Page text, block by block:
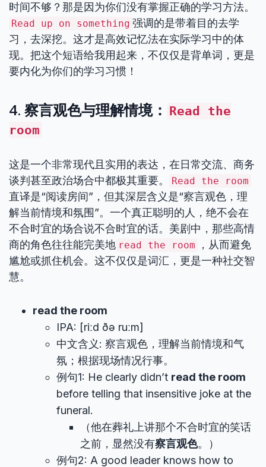
时间不够？那是因为你们没有掌握正确的学习方法。
Read up on something 强调的是带着目的去学
习，去深挖。这才是高效记忆法在实际学习中的体
现。把这个短语给我用起来，不仅仅是背单词，更是
要内化为你们的学习习惯！
4. 察言观色与理解情境： Read the
room
这是一个非常现代且实用的表达，在日常交流、商务
谈判甚至政治场合中都极其重要。
Read the room
直译是“阅读房间”，但其深层含义是“察言观色，理
解当前情境和氛围”。一个真正聪明的人，绝不会在
不合时宜的场合说不合时宜的话。美剧中，那些高情
商的角色往往能完美地 read the room
，从而避免
尴尬或抓住机会。这不仅仅是词汇，更是一种社交智
慧。
read the room
IPA: [riːd ðə ruːm]
中文含义: 察言观色，理解当前情境和气
氛；根据现场情况行事。
例句1: He clearly didn’t read the room
before telling that insensitive joke at the
funeral.
（他在葬礼上讲那个不合时宜的笑话
之前，显然没有察言观色。）
例句2: A good leader knows how to